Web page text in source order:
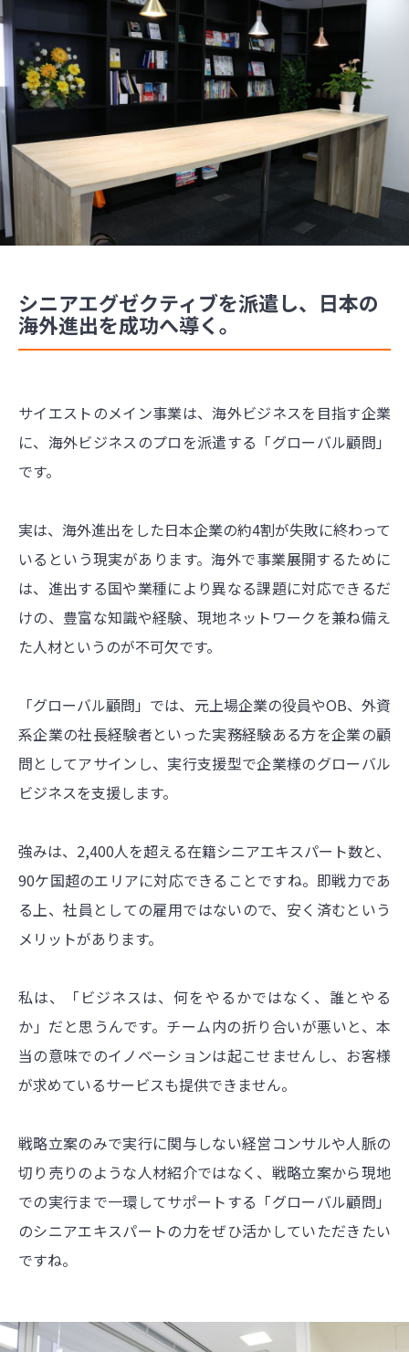
シニアエグゼクティブを派遣し、日本の
海外進出を成功へ導く。
サイエストのメイン事業は、海外ビジネスを目指す企業
に、海外ビジネスのプロを派遣する「グローバル顧問」
です。
実は、海外進出をした日本企業の約4割が失敗に終わって
いるという現実があります。海外で事業展開するために
は、進出する国や業種により異なる課題に対応できるだ
けの、豊富な知識や経験、現地ネットワークを兼ね備え
た人材というのが不可欠です。
「グローバル顧問」では、元上場企業の役員やOB、外資
系企業の社長経験者といった実務経験ある方を企業の顧
問としてアサインし、実行支援型で企業様のグローバル
ビジネスを支援します。
強みは、2,400人を超える在籍シニアエキスパート数と、
90ケ国超のエリアに対応できることですね。即戦力であ
る上、社員としての雇用ではないので、安く済むという
メリットがあります。
私は、「ビジネスは、何をやるかではなく、誰とやる
か」だと思うんです。チーム内の折り合いが悪いと、本
当の意味でのイノベーションは起こせませんし、お客様
が求めているサービスも提供できません。
戦略立案のみで実行に関与しない経営コンサルや人脈の
切り売りのような人材紹介ではなく、戦略立案から現地
での実行まで一環してサポートする「グローバル顧問」
のシニアエキスパートの力をぜひ活かしていただきたい
ですね。